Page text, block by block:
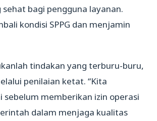
bagi pengguna layanan.
kondisi SPPG dan menjamin
tindakan yang terburu-buru,
penilaian ketat. “Kita
memberikan izin operasi
dalam menjaga kualitas